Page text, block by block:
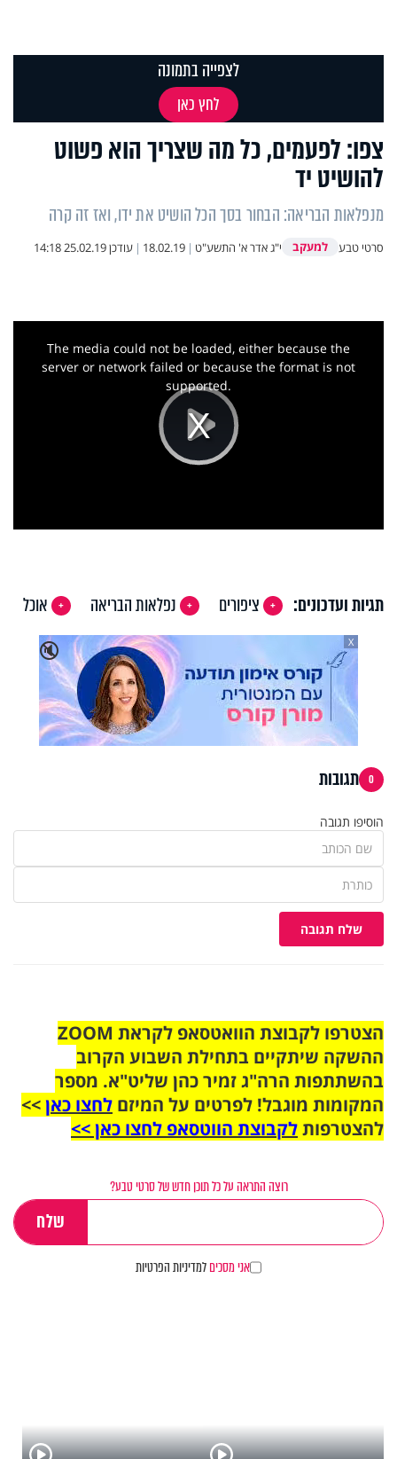
צפו: לפעמים, כל מה שצריך הוא פשוט
להושיט יד
מנפלאות הבריאה: הבחור בסך הכל הושיט את ידו, ואז זה קרה
סרטי טבע למעקב י"ג אדר א' התשע"ט |
18.02.19
| עודכן25.02.19 14:18
לצפייה בתמונה
לחץ כאן
Play
The media could not be loaded, either because the
server or network failed or because the format is not
supported.
תגיות ועדכונים: ציפורים נפלאות הבריאה
אוכל
🔇
X
0 תגובות
הוסיפו תגובה
שלח תגובה
הצטרפו לקבוצת הוואטסאפ לקראת ZOOM
ההשקה שיתקיים בתחילת השבוע הקרוב
בהשתתפות הרה"ג זמיר כהן שליט"א. מספר
המקומות מוגבל! לפרטים על המיזם לחצו כאן>>
להצטרפותלקבוצת הווטסאפ לחצו כאן >>
רוצה התראה על כל תוכן חדש של סרטי טבע?
אני מסכיםלמדיניות הפרטיות